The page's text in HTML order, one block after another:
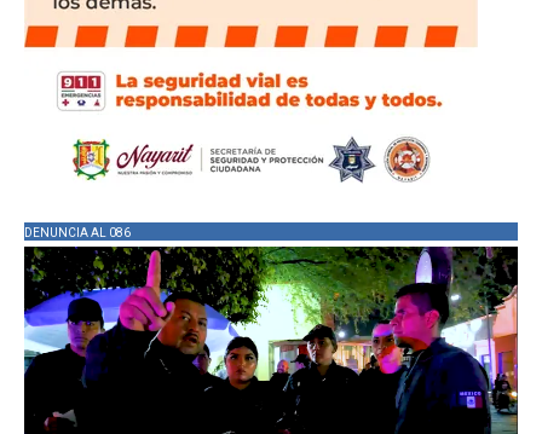
DENUNCIA AL 086